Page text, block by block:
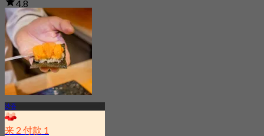
4.8
2.4K 已预订
起฿ 1,999
沙吞
来 2 付款 1